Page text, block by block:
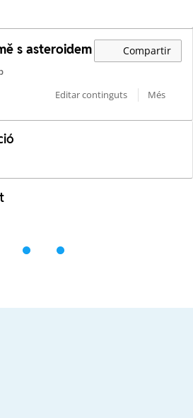
s asteroidem Compartir
Editar continguts
Més